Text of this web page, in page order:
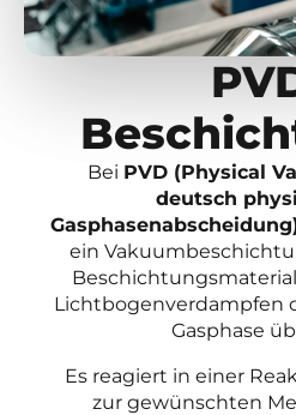
Bei PVD (Physical V
deutsch
Gasphasenabscheidung
ein
Lichtbogenverdampfen
Gasphase
Es reagiert in einer
zur gewünschten